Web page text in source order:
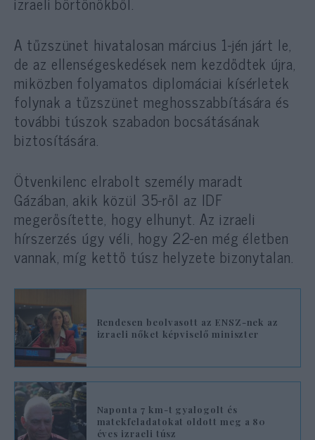
A tűzszünet hivatalosan március 1-jén járt le,
de az ellenségeskedések nem kezdődtek újra,
miközben folyamatos diplomáciai kísérletek
folynak a tűzszünet meghosszabbítására és
további túszok szabadon bocsátásának
biztosítására.
Ötvenkilenc elrabolt személy maradt
Gázában, akik közül 35-ről az IDF
megerősítette, hogy elhunyt. Az izraeli
hírszerzés úgy véli, hogy 22-en még életben
vannak, míg kettő túsz helyzete bizonytalan.
Rendesen beolvasott az ENSZ-nek az
izraeli nőket képviselő miniszter
Naponta 7 km-t gyalogolt és
matekfeladatokat oldott meg a 80
éves izraeli túsz